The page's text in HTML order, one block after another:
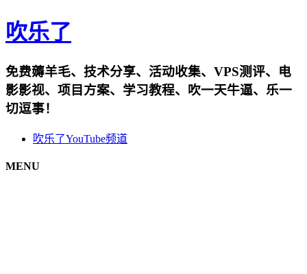
吹乐了
免费薅羊毛、技术分享、活动收集、VPS测评、电
影影视、项目方案、学习教程、吹一天牛逼、乐一
切逗事！
吹乐了YouTube频道
MENU